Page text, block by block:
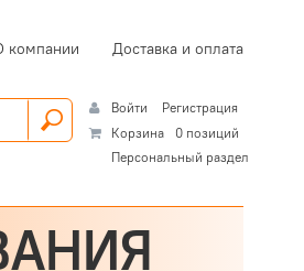
компании Доставка и оплата
Войти
Регистрация
Корзина
0 позиций
Персональный раздел